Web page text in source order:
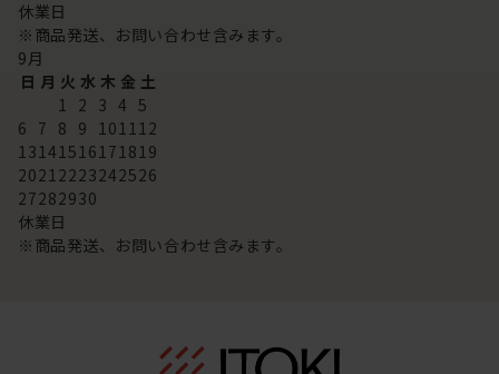
休業日
※商品発送、お問い合わせ含みます。
9月
日 月 火 水 木 金 土
1 2 3 4 5
6 7 8 9 101112
13141516171819
20212223242526
27282930
休業日
※商品発送、お問い合わせ含みます。